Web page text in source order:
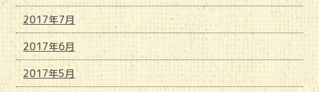
2017年7月
2017年6月
2017年5月